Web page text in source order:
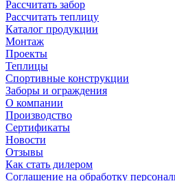
Рассчитать забор
Рассчитать теплицу
Каталог продукции
Монтаж
Проекты
Теплицы
Спортивные конструкции
Заборы и ограждения
О компании
Производство
Сертификаты
Новости
Отзывы
Как стать дилером
Соглашение на обработку